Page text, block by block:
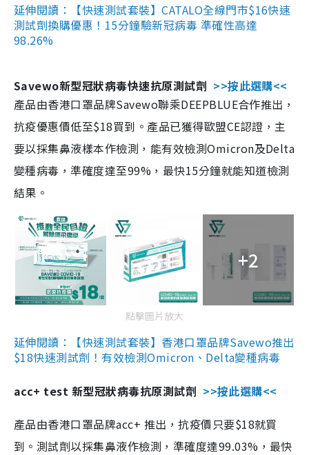
延伸閱讀：【快速測試套裝】CATALO全線門市$16快速
測試劑換購優惠！15分鐘驗新冠病毒 準確性高達
98.26%
Savewo新型冠狀病毒快速抗原測試劑 >>按此選購<<
產品由香港口罩品牌Savewo聯乘DEEPBLUE合作推出，
抗疫優惠價低至$18買到。產品已獲得歐盟CE認證，主
要以採集鼻液樣本作檢測，能有效檢測Omicron及Delta
變種病毒，準確度達至99%，最快15分鐘就能知道檢測
結果。
+2
點擊圖片放大
延伸閱讀：【快速測試套裝】香港口罩品牌Savewo推出
$18快速測試劑！有效檢測Omicron、Delta變種病毒
acc+ test 新型冠狀病毒抗原測試劑 >>按此選購<<
產品由香港口罩品牌acc+ 推出，抗疫價只要$18就買
到。測試劑以採集鼻液作檢測，準確度達99.03%，最快